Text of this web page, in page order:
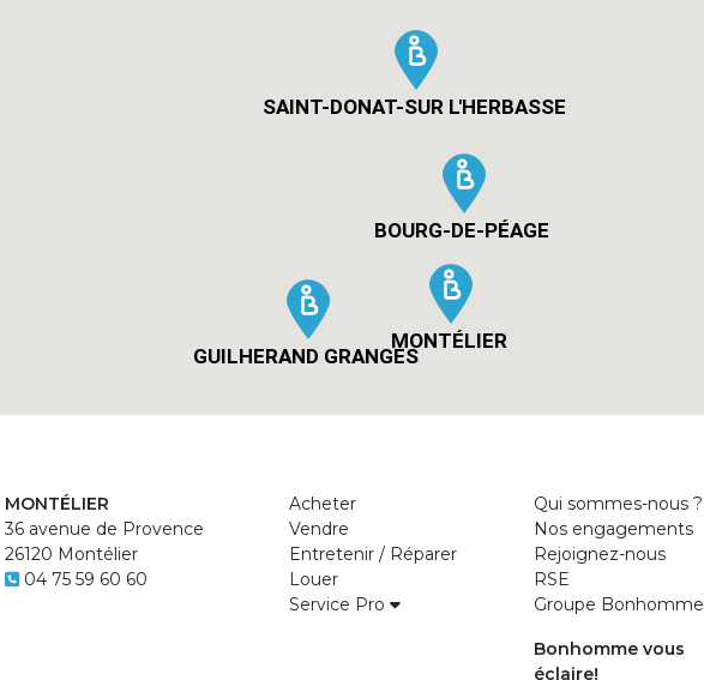
SAINT-DONAT-SUR L'HERBASSE
MONTÉLIER
GUILHERAND GRANGES
BOURG-DE-PÉAGE
MONTÉLIER
36 avenue de Provence
26120 Montélier
04 75 59 60 60
Acheter
Vendre
Entretenir / Réparer
Louer
Service Pro
Qui sommes-nous ?
Nos engagements
Rejoignez-nous
RSE
Groupe Bonhomme
Bonhomme vous
éclaire!